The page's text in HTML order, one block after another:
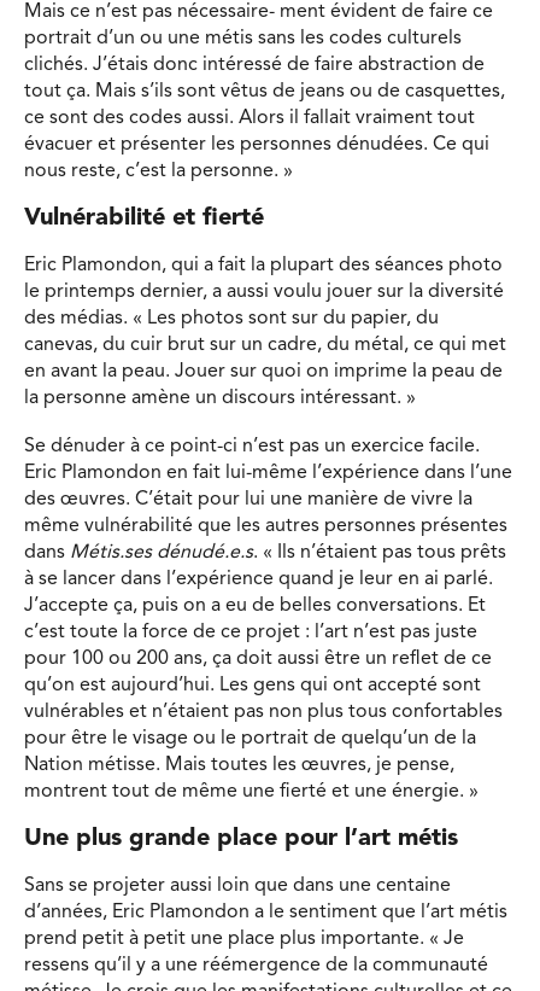
Mais ce n’est pas nécessaire- ment évident de faire ce
portrait d’un ou une métis sans les codes culturels
clichés. J’étais donc intéressé de faire abstraction de
tout ça. Mais s’ils sont vêtus de jeans ou de casquettes,
ce sont des codes aussi. Alors il fallait vraiment tout
évacuer et présenter les personnes dénudées. Ce qui
nous reste, c’est la personne. »
Vulnérabilité et fierté
Eric Plamondon, qui a fait la plupart des séances photo
le printemps dernier, a aussi voulu jouer sur la diversité
des médias. « Les photos sont sur du papier, du
canevas, du cuir brut sur un cadre, du métal, ce qui met
en avant la peau. Jouer sur quoi on imprime la peau de
la personne amène un discours intéressant. »
Se dénuder à ce point-ci n’est pas un exercice facile.
Eric Plamondon en fait lui-même l’expérience dans l’une
des œuvres. C’était pour lui une manière de vivre la
même vulnérabilité que les autres personnes présentes
dans Métis.ses dénudé.e.s. « Ils n’étaient pas tous prêts
à se lancer dans l’expérience quand je leur en ai parlé.
J’accepte ça, puis on a eu de belles conversations. Et
c’est toute la force de ce projet : l’art n’est pas juste
pour 100 ou 200 ans, ça doit aussi être un reflet de ce
qu’on est aujourd’hui. Les gens qui ont accepté sont
vulnérables et n’étaient pas non plus tous confortables
pour être le visage ou le portrait de quelqu’un de la
Nation métisse. Mais toutes les œuvres, je pense,
montrent tout de même une fierté et une énergie. »
Une plus grande place pour l’art métis
Sans se projeter aussi loin que dans une centaine
d’années, Eric Plamondon a le sentiment que l’art métis
prend petit à petit une place plus importante. « Je
ressens qu’il y a une réémergence de la communauté